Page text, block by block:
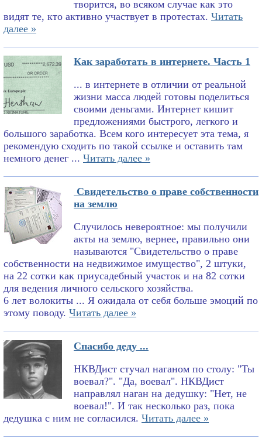
творится, во всяком случае как это
видят те, кто активно участвует в протестах. Читать
далее »
Как заработать в интернете. Часть 1
... в интернете в отличии от реальной
жизни масса людей готовы поделиться
своими деньгами. Интернет кишит
предложениями быстрого, легкого и
большого заработка. Всем кого интересует эта тема, я
рекомендую сходить по такой ссылке и оставить там
немного денег ... Читать далее »
Свидетельство о праве собственности
на землю
Случилось невероятное: мы получили
акты на землю, вернее, правильно они
называются "Свидетельство о праве
собственности на недвижимое имущество", 2 штуки,
на 22 сотки как приусадебный участок и на 82 сотки
для ведения личного сельского хозяйства.
6 лет волокиты ... Я ожидала от себя больше эмоций по
этому поводу. Читать далее »
Спасибо деду ...
НКВДист стучал наганом по столу: "Ты
воевал?". "Да, воевал". НКВДист
направлял наган на дедушку: "Нет, не
воевал!". И так несколько раз, пока
дедушка с ним не согласился. Читать далее »